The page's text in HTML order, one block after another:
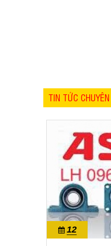
TIN TỨC
12
10/2022